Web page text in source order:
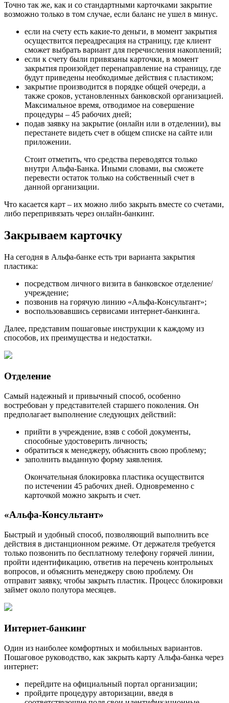
Точно так же, как и со стандартными карточками закрытие
возможно только в том случае, если баланс не ушел в минус.
если на счету есть какие-то деньги, в момент закрытия
осуществится переадресация на страницу, где клиент
сможет выбрать вариант для перечисления накоплений;
если к счету были привязаны карточки, в момент
закрытия произойдет перенаправление на страницу, где
будут приведены необходимые действия с пластиком;
закрытие производится в порядке общей очереди, а
также сроков, установленных банковской организацией.
Максимальное время, отводимое на совершение
процедуры – 45 рабочих дней;
подав заявку на закрытие (онлайн или в отделении), вы
перестанете видеть счет в общем списке на сайте или
приложении.
Стоит отметить, что средства переводятся только
внутри Альфа-Банка. Иными словами, вы сможете
перевести остаток только на собственный счет в
данной организации.
Что касается карт – их можно либо закрыть вместе со счетами,
либо перепривязать через онлайн-банкинг.
Закрываем карточку
На сегодня в Альфа-банке есть три варианта закрытия
пластика:
посредством личного визита в банковское отделение/
учреждение;
позвонив на горячую линию «Альфа-Консультант»;
воспользовавшись сервисами интернет-банкинга.
Далее, представим пошаговые инструкции к каждому из
способов, их преимущества и недостатки.
Отделение
Самый надежный и привычный способ, особенно
востребован у представителей старшего поколения. Он
предполагает выполнение следующих действий:
прийти в учреждение, взяв с собой документы,
способные удостоверить личность;
обратиться к менеджеру, объяснить свою проблему;
заполнить выданную форму заявления.
Окончательная блокировка пластика осуществится
по истечении 45 рабочих дней. Одновременно с
карточкой можно закрыть и счет.
«Альфа-Консультант»
Быстрый и удобный способ, позволяющий выполнить все
действия в дистанционном режиме. От держателя требуется
только позвонить по бесплатному телефону горячей линии,
пройти идентификацию, ответив на перечень контрольных
вопросов, и объяснить менеджеру свою проблему. Он
отправит заявку, чтобы закрыть пластик. Процесс блокировки
займет около полутора месяцев.
Интернет-банкинг
Один из наиболее комфортных и мобильных вариантов.
Пошаговое руководство, как закрыть карту Альфа-банка через
интернет:
перейдите на официальный портал организации;
пройдите процедуру авторизации, введя в